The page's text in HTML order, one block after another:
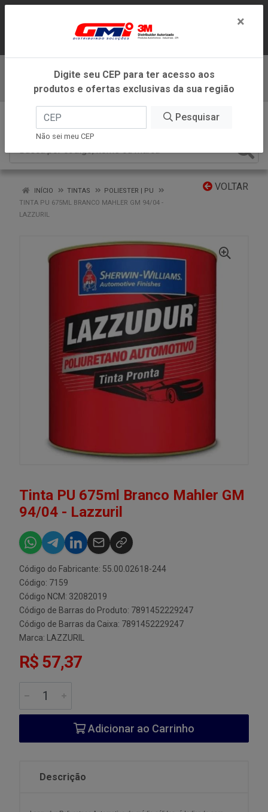
ATENDIMENTO DENTRO DO ESTADO DE
MINAS GERAIS.
Baixe já nosso APP
VOLTAR
INÍCIO TINTAS
POLIESTER | PU
TINTA PU 675ML BRANCO MAHLER GM 94/04 -
LAZZURIL
Tinta PU 675ml Branco Mahler GM
94/04 - Lazzuril
Código do Fabricante: 55.00.02618-244
Código: 7159
Código NCM: 32082019
Código de Barras do Produto: 7891452229247
Código de Barras da Caixa: 7891452229247
Marca:
LAZZURIL
R$ 57,37
Adicionar ao Carrinho
Descrição
×
Digite seu CEP para ter acesso aos
produtos e ofertas exclusivas da sua região
Pesquisar
Não sei meu CEP